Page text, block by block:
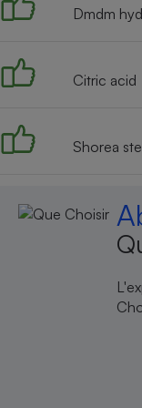
Dmdm
Citric acid
Shorea